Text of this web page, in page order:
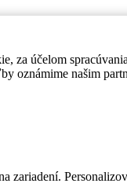
za účelom
oznámime našim